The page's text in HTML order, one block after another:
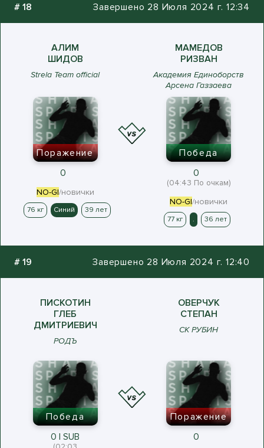
# 18 Завершено 28 Июля 2024 г. 12:34
АЛИМ
ШИДОВ
Strela Team official
МАМЕДОВ
РИЗВАН
Академия Единоборств
Арсена Газзаева
Поражение
0
NO-GI/новички
76 кг Синий 39 лет
Победа
0
(04:43 По очкам)
NO-GI/новички
77 кг . 36 лет
# 19 Завершено 28 Июля 2024 г. 12:40
ПИСКОТИН
ГЛЕБ
ДМИТРИЕВИЧ
РОДЪ
ОВЕРЧУК
СТЕПАН
СК РУБИН
Победа
0 | SUB
Поражение
0